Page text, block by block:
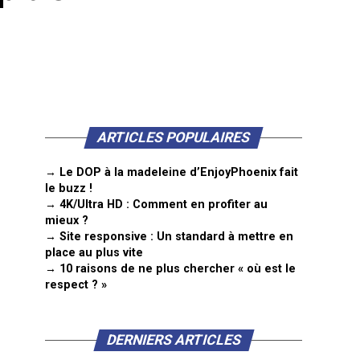
ARTICLES POPULAIRES
→ Le DOP à la madeleine d’EnjoyPhoenix fait
le buzz !
→ 4K/Ultra HD : Comment en profiter au
mieux ?
→ Site responsive : Un standard à mettre en
place au plus vite
→ 10 raisons de ne plus chercher « où est le
respect ? »
DERNIERS ARTICLES